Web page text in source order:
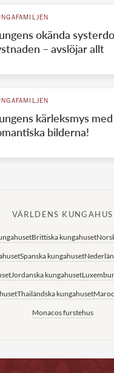
okända
– avslöjar allt
kärleksmys med
bilderna!
VÄRLDENS KUNGAHUS
Brittiska kungahuset
Spanska kungahuset
Jordanska kungahuset
Thailändska kungahuset
Monacos furstehus